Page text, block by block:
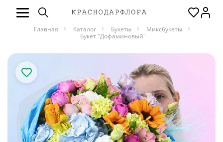
Главная Каталог Букеты
Миксбукеты
Букет "Дофаминовый"